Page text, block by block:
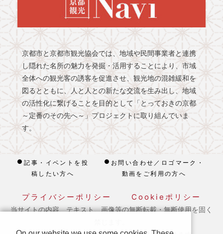
京都市と京都市観光協会では、地域や民間事業者と連携
し隠れた名所の魅力を発掘・活用することにより、市域
全体への観光客の誘客を促進させ、観光地の混雑緩和を
図るとともに、人と人との新たな交流を生み出し、地域
の活性化に繋げることを目的として「とっておきの京都
～定番のその先へ～」プロジェクトに取り組んでいま
す。
記事・イベントを投
稿したい方へ
お問い合わせ／ロゴマーク・
動画をご利用の方へ
プライバシーポリシー Cookieポリシー
当サイトの内容、テキスト、画像等の無断転載・無断使用を固く